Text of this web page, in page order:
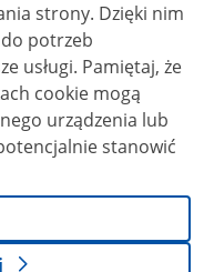
Dzięki nim
potrzeb
że
cookie mogą
urządzenia lub
stanowić